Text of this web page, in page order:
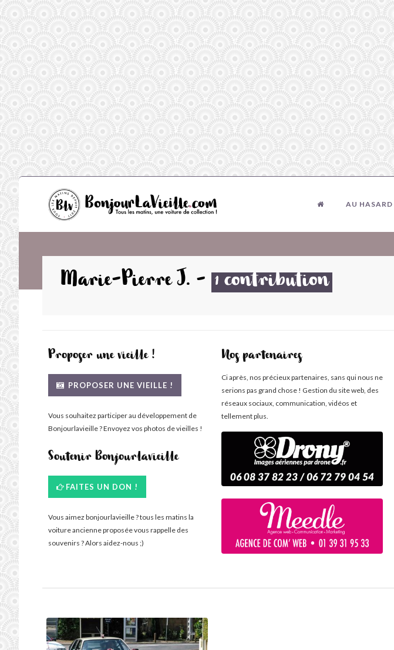
AU HASARD
Marie-Pierre J. - 1 contribution
Proposer une vieille !
PROPOSER UNE VIEILLE !
Vous souhaitez participer au développement de
Bonjourlavieille ? Envoyez vos photos de vieilles !
Soutenir Bonjourlavieille
FAITES UN DON !
Vous aimez bonjourlavieille ? tous les matins la
voiture ancienne proposée vous rappelle des
souvenirs ? Alors aidez-nous ;)
Nos partenaires
Ci après, nos précieux partenaires, sans qui nous ne
serions pas grand chose ! Gestion du site web, des
réseaux sociaux, communication, vidéos et
tellement plus.